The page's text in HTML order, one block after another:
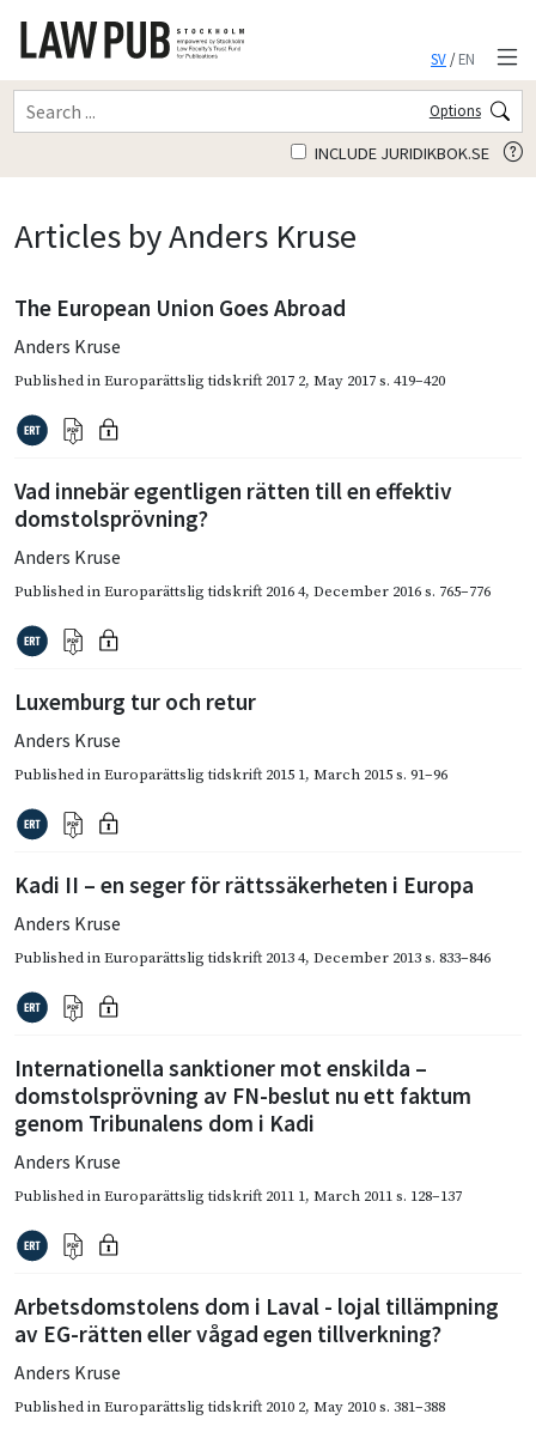
SV/EN
Options
INCLUDE JURIDIKBOK.SE
Articles by Anders Kruse
The European Union Goes Abroad
Anders Kruse
Published inEuroparättslig tidskrift 2017 2, May 2017s. 419–420
Vad innebär egentligen rätten till en effektiv
domstolsprövning?
Anders Kruse
Published inEuroparättslig tidskrift 2016 4, December 2016s. 765–776
Luxemburg tur och retur
Anders Kruse
Published inEuroparättslig tidskrift 2015 1, March 2015s. 91–96
Kadi II – en seger för rättssäkerheten i Europa
Anders Kruse
Published inEuroparättslig tidskrift 2013 4, December 2013s. 833–846
Internationella sanktioner mot enskilda –
domstolsprövning av FN-beslut nu ett faktum
genom Tribunalens dom i Kadi
Anders Kruse
Published inEuroparättslig tidskrift 2011 1, March 2011s. 128–137
Arbetsdomstolens dom i Laval - lojal tillämpning
av EG-rätten eller vågad egen tillverkning?
Anders Kruse
Published inEuroparättslig tidskrift 2010 2, May 2010s. 381–388